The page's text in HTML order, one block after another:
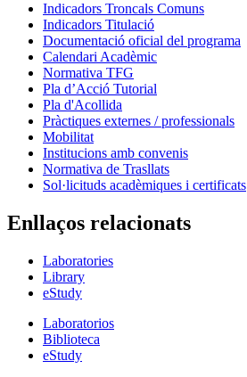
Indicadors Troncals Comuns
Indicadors Titulació
Documentació oficial del programa
Calendari Acadèmic
Normativa TFG
Pla d’Acció Tutorial
Pla d'Acollida
Pràctiques externes / professionals
Mobilitat
Institucions amb convenis
Normativa de Trasllats
Sol·licituds acadèmiques i certificats
Enllaços relacionats
Laboratories
Library
eStudy
Laboratorios
Biblioteca
eStudy